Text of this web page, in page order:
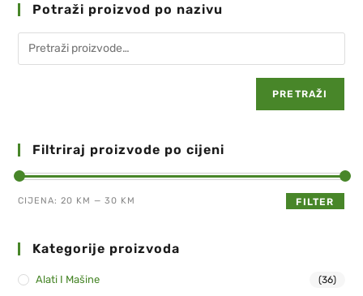
Potraži proizvod po nazivu
PRETRAŽI
Filtriraj proizvode po cijeni
FILTER
CIJENA:20 KM —30 KM
Kategorije proizvoda
Alati I Mašine (36)